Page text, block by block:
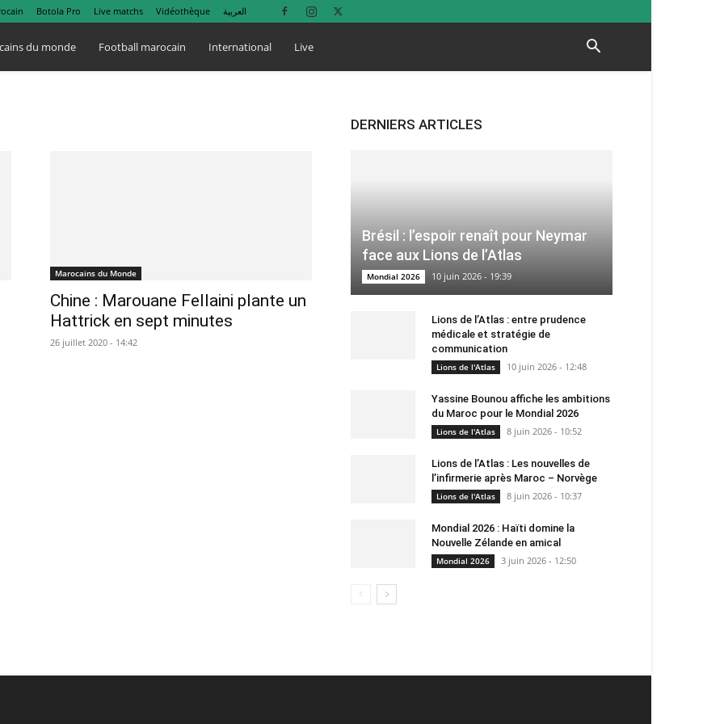
Botola Pro Live matchs Vidéothèque العربية
du monde Football marocain International Live
Marocains du Monde
Chine : Marouane Fellaini plante un
Hattrick en sept minutes
26 juillet 2020 - 14:42
DERNIERS ARTICLES
Brésil : l’espoir renaît pour Neymar
face aux Lions de l’Atlas
Mondial 2026 10 juin 2026 - 19:39
Lions de l’Atlas : entre prudence
médicale et stratégie de
communication
Lions de l'Atlas 10 juin 2026 - 12:48
Yassine Bounou affiche les ambitions
du Maroc pour le Mondial 2026
Lions de l'Atlas 8 juin 2026 - 10:52
Lions de l’Atlas : Les nouvelles de
l’infirmerie après Maroc – Norvège
Lions de l'Atlas 8 juin 2026 - 10:37
Mondial 2026 : Haïti domine la
Nouvelle Zélande en amical
Mondial 2026 3 juin 2026 - 12:50